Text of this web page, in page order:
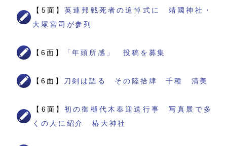
【5面】英連邦戦死者の追悼式に 靖國神社・
大塚宮司が参列
【6面】 「年頭所感」 投稿を募集
【6面】 刀剣は語る その陸拾肆 千種 清美
【6面】初の御樋代木奉迎送行事 写真展で多
くの人に紹介 椿大神社